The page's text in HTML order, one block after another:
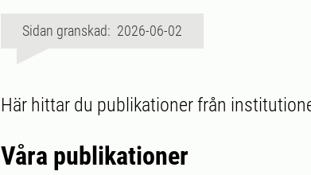
Sidan granskad: 2026-06-02
Här hittar du publikationer från
Våra publikationer